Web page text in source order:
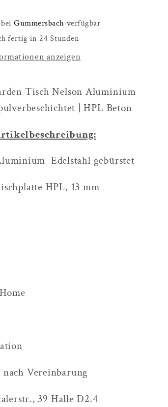
pulverbeschichtet
|
HPL
Beton
beiGummersbach verfügbar
fertig in 24 Stunden
anzeigen
Tisch Nelson Aluminium
| HPL Beton
Edelstahl gebürstet
HPL, 13 mm
Vereinbarung
39 Halle D2.4